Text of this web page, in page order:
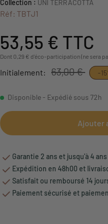
Collection : UNI TERRACOTTA
Réf: TBTJ1
53,55 € TTC
Dont 0,29 € d'éco-participation (ne sera
Initialement: 63,00 € -
Disponible - Expédié sous 72h
Ajouter
Garantie 2 ans et jusqu'à 4
Expédition en 48h00 et
Satisfait ou remboursé 14
Paiement sécurisé et